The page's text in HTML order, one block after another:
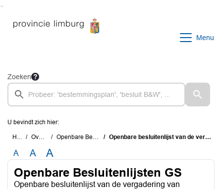
Menu
Zoeken
U bevindt zich hier:
Home Overzichten Openbare Besluitenlijsten GS Openbare besluitenlijst van de vergadering van Gedeputeerde Staten van 28 oktober 2025
A A A
Openbare Besluitenlijsten GS
Openbare besluitenlijst van de vergadering van